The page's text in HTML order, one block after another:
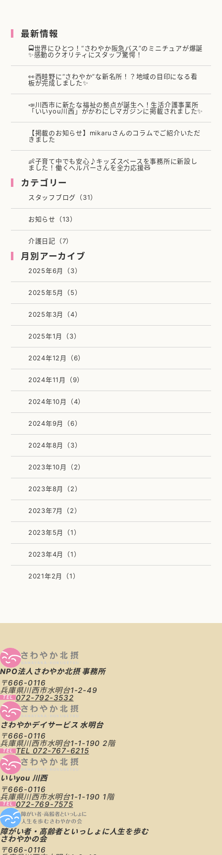
最新情報
🚍世界にひとつ！“さわやか阪急バス”のミニチュアが爆誕
✨感動のクオリティにスタッフ驚愕！
👀西畦野に“さわやか”な新名所！？地域の目印になる看
板が完成しました✨
📣川西市に新たな福祉の拠点が誕生へ！生活介護事業所
「いいyou川西」がかわにしマガジンに掲載されました✨
【掲載のお知らせ】mikaruさんのコラムでご紹介いただ
きました
👶子育て中でも安心♪キッズスペースを事務所に新設し
ました！働くヘルパーさんを全力応援🧸
カテゴリー
スタッフブログ（31）
お知らせ（13）
介護日記（7）
月別アーカイブ
2025年6月（3）
2025年5月（5）
2025年3月（4）
2025年1月（3）
2024年12月（6）
2024年11月（9）
2024年10月（4）
2024年9月（6）
2024年8月（3）
2023年10月（2）
2023年8月（2）
2023年7月（2）
2023年5月（1）
2023年4月（1）
2021年2月（1）
NPO法人さわやか北摂事務所
〒666-0116
兵庫県川西市水明台1-2-49
072-792-3532
さわやかデイサービス 水明台
〒666-0116
兵庫県川西市水明台1-1-190 2階
TEL 072-767-6215
いいyou 川西
〒666-0116
兵庫県川西市水明台1-1-190 1階
072-769-7575
障がい者・高齢者といっしょに人生を歩む
さわやかの会
〒666-0116